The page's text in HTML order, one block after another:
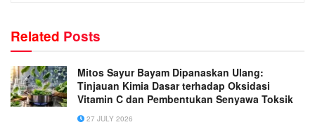
Related Posts
Mitos Sayur Bayam Dipanaskan Ulang:
Tinjauan Kimia Dasar terhadap Oksidasi
Vitamin C dan Pembentukan Senyawa Toksik
27 JULY 2026